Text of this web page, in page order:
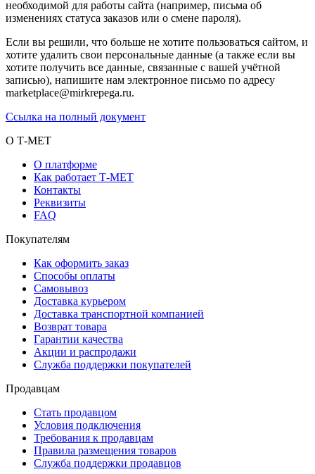
необходимой для работы сайта (например, письма об
изменениях статуса заказов или о смене пароля).
Если вы решили, что больше не хотите пользоваться сайтом, и
хотите удалить свои персональные данные (а также если вы
хотите получить все данные, связанные с вашей учётной
записью), напишите нам электронное письмо по адресу
marketplace@mirkrepega.ru.
Ссылка на полный документ
О Т-МЕТ
О платформе
Как работает Т-МЕТ
Контакты
Реквизиты
FAQ
Покупателям
Как оформить заказ
Способы оплаты
Самовывоз
Доставка курьером
Доставка транспортной компанией
Возврат товара
Гарантии качества
Акции и распродажи
Служба поддержки покупателей
Продавцам
Стать продавцом
Условия подключения
Требования к продавцам
Правила размещения товаров
Служба поддержки продавцов